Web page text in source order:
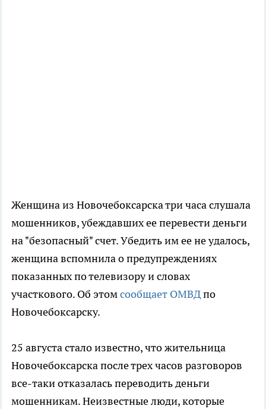
Женщина из Новочебоксарска три часа слушала
мошенников, убеждавших ее перевести деньги
на "безопасный" счет. Убедить им ее не удалось,
женщина вспомнила о предупреждениях
показанных по телевизору и словах
участкового. Об этомсообщает ОМВДпо
Новочебоксарску.
25 августа стало известно, что жительница
Новочебоксарска после трех часов разговоров
все-таки отказалась переводить деньги
мошенникам. Неизвестные люди, которые